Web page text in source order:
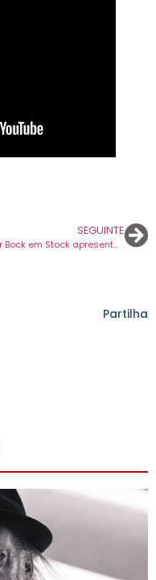
SEGUINTE
Super Bock em Stock apresenta duas mãos cheias de confirmações.
Partilha